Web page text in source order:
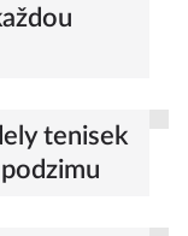
tenisek